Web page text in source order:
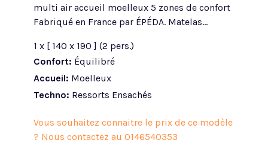
multi air accueil moelleux 5 zones de confort
Fabriqué en France par ÉPÉDA. Matelas...
1 x [ 140 x 190 ] (2 pers.)
Confort: Équilibré
Accueil: Moelleux
Techno: Ressorts Ensachés
Vous souhaitez connaitre le prix de ce modèle
? Nous contactez au 0146540353